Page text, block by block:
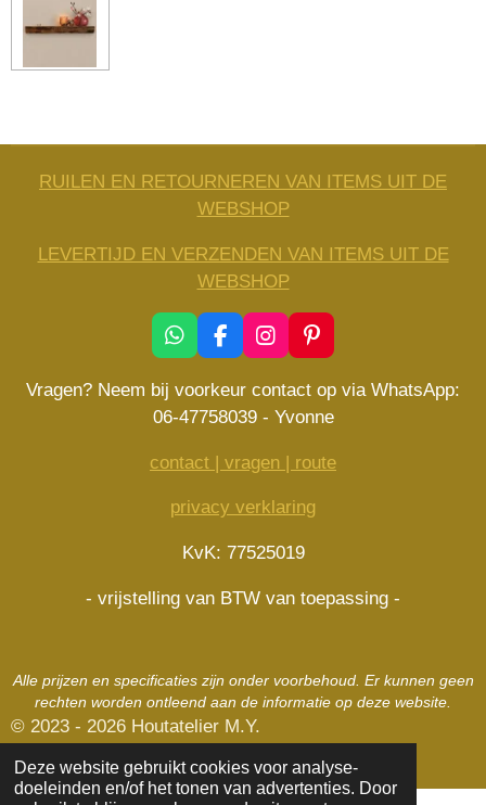
Deze website gebruikt cookies voor analyse-
doeleinden en/of het tonen van advertenties. Door
RUILEN EN RETOURNEREN VAN ITEMS UIT DE
WEBSHOP
LEVERTIJD EN VERZENDEN VAN ITEMS UIT DE
WEBSHOP
W
a
s
p
F
c
e
b
o
I
s
r
m
P
n
e
e
t
Vragen? Neem bij voorkeur contact op via WhatsApp:
06-47758039 - Yvonne
contact | vragen | route
privacy verklaring
KvK: 77525019
- vrijstelling van BTW van toepassing -
Alle prijzen en specificaties zijn onder voorbehoud. Er kunnen geen
rechten worden ontleend aan de informatie op deze website.
© 2023 - 2026 Houtatelier M.Y.